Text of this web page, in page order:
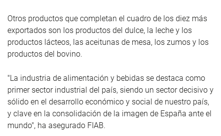
Otros productos que completan el cuadro de los diez más
exportados son los productos del dulce, la leche y los
productos lácteos, las aceitunas de mesa, los zumos y los
productos del bovino.
"La industria de alimentación y bebidas se destaca como
primer sector industrial del país, siendo un sector decisivo y
sólido en el desarrollo económico y social de nuestro país,
y clave en la consolidación de la imagen de España ante el
mundo", ha asegurado FIAB.